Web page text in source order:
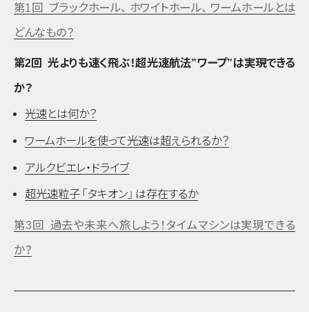
第1回 ブラックホール、 ホワイトホール、 ワームホールとは
どんなもの？
第2回 光よりも速く飛ぶ！超光速航法”ワープ”は実現できる
か？
光速とは何か？
ワームホールを使って光速は超えられるか？
アルクビエレ・ドライブ
超光速粒子 「タキオン」 は存在するか
第3回 過去や未来へ旅しよう！タイムマシンは実現できる
か？